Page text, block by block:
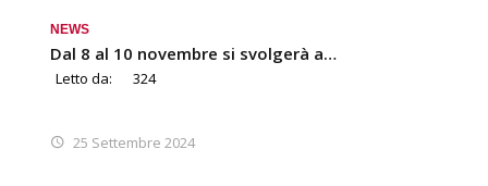
NEWS
Dal 8 al 10 novembre si svolgerà a…
Letto da: 324
25 Settembre 2024